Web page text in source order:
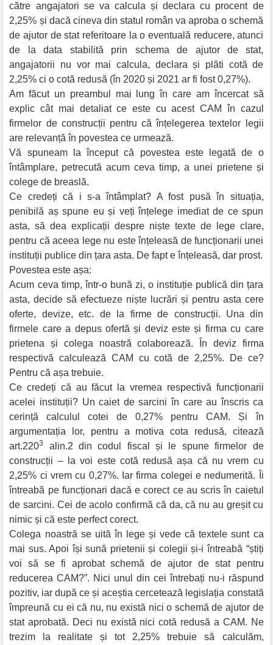
către angajatori se va calcula și declara cu procent de
2,25% și dacă cineva din statul român va aproba o schemă
de ajutor de stat referitoare la o eventuală reducere, atunci
de la data stabilită prin schema de ajutor de stat,
angajatorii nu vor mai calcula, declara și plăti cotă de
2,25% ci o cotă redusă (în 2020 și 2021 ar fi fost 0,27%).
Am făcut un preambul mai lung în care am încercat să
explic cât mai detaliat ce este cu acest CAM în cazul
firmelor de construcții pentru că înțelegerea textelor legii
are relevanță în povestea ce urmează.
Vă spuneam la început că povestea este legată de o
întâmplare, petrecută acum ceva timp, a unei prietene și
colege de breaslă.
Ce credeți că i s-a întâmplat? A fost pusă în situația,
penibilă aș spune eu și veți înțelege imediat de ce spun
asta, să dea explicații despre niște texte de lege clare,
pentru că aceea lege nu este înțeleasă de funcționarii unei
instituții publice din țara asta. De fapt e înțeleasă, dar prost.
Povestea este așa:
Acum ceva timp, într-o bună zi, o instituție publică din țara
asta, decide să efectueze niște lucrări și pentru asta cere
oferte, devize, etc. de la firme de construcții. Una din
firmele care a depus ofertă și deviz este și firma cu care
prietena și colega noastră colaborează. În deviz firma
respectivă calculează CAM cu cotă de 2,25%. De ce?
Pentru că așa trebuie.
Ce credeți că au făcut la vremea respectivă funcționarii
acelei instituții? Un caiet de sarcini în care au înscris ca
cerință calculul cotei de 0,27% pentru CAM. Și în
argumentația lor, pentru a motiva cota redusă, citează
art.2203
alin.2 din codul fiscal și le spune firmelor de
construcții – la voi este cotă redusă așa că nu vrem cu
2,25% ci vrem cu 0,27%. Iar firma colegei e nedumerită. Îi
întreabă pe funcționari dacă e corect ce au scris în caietul
de sarcini. Cei de acolo confirmă că da, că nu au greșit cu
nimic și că este perfect corect.
Colega noastră se uită în lege și vede că textele sunt ca
mai sus. Apoi își sună prietenii și colegii și-i întreabă “știți
voi să se fi aprobat schemă de ajutor de stat pentru
reducerea CAM?”. Nici unul din cei întrebați nu-i răspund
pozitiv, iar după ce și aceștia cercetează legislația constată
împreună cu ei că nu, nu există nici o schemă de ajutor de
stat aprobată. Deci nu există nici cotă redusă a CAM. Ne
trezim la realitate și tot 2,25% trebuie să calculăm,